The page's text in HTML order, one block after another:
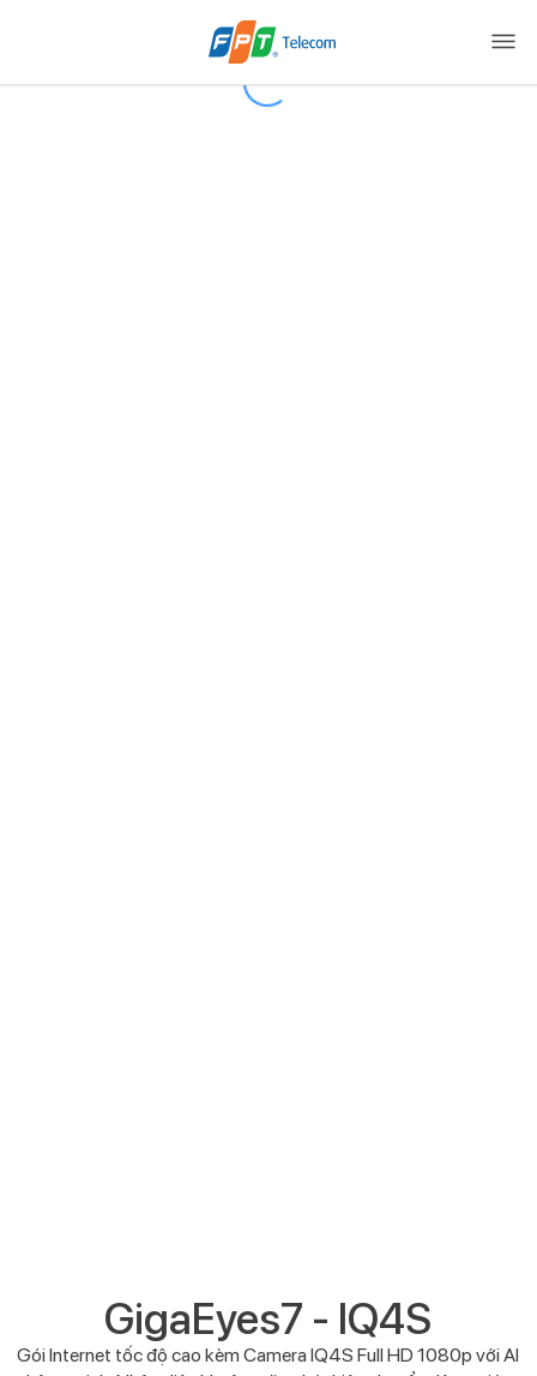
GigaEyes7 - IQ4S
Gói Internet tốc độ cao kèm Camera IQ4S Full HD 1080p với AI